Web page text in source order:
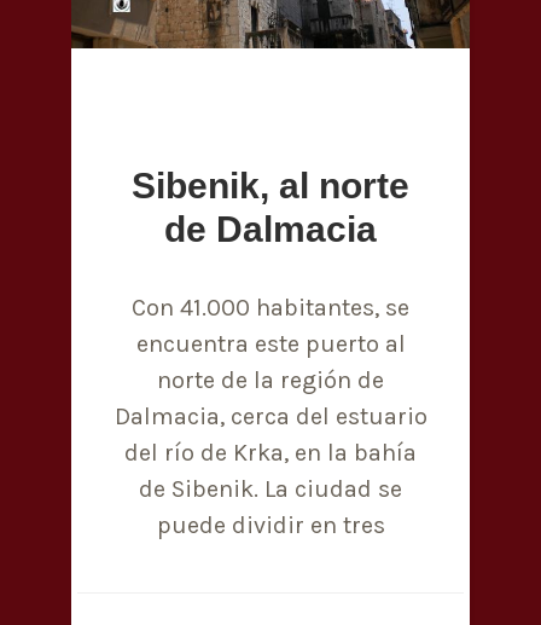
Sibenik, al norte
de Dalmacia
Con 41.000 habitantes, se
encuentra este puerto al
norte de la región de
Dalmacia, cerca del estuario
del río de Krka, en la bahía
de Sibenik. La ciudad se
puede dividir en tres